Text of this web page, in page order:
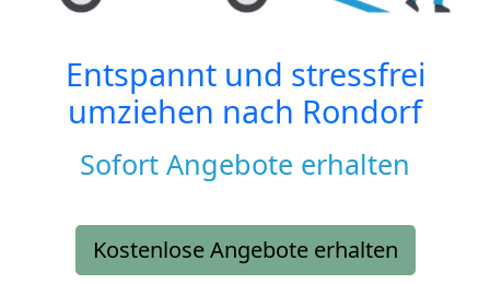
Entspannt und stressfrei
umziehen nach Rondorf
Sofort Angebote erhalten
Kostenlose Angebote erhalten